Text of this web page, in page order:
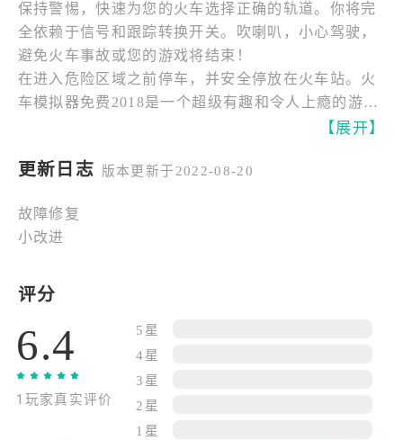
保持警惕，快速为您的火车选择正确的轨道。你将完
全依赖于信号和跟踪转换开关。吹喇叭，小心驾驶，
避免火车事故或您的游戏将结束！
在进入危险区域之前停车，并安全停放在火车站。火
车模拟器免费2018是一个超级有趣和令人上瘾的游
戏。它有独特的火车，具有挑战性的改变轨道的任
完成任务赚取游戏的钱。你可以花这笔钱购买新的和
令人印象深刻的火车可供选择。每列火车比其他火车
更快，功率更多！
游戏改变相机视图。铁路环境自给自足。享受拥挤的
火车模拟器免费功能2018年：
- 逼真的模拟器体验
- 令人惊叹的铁轨音效
- 完美的3D图形和环境
【展开】
更新日志 版本更新于2022-08-20
故障修复
小改进
评分
6.4
1玩家真实评价
5星
4星
3星
2星
1星